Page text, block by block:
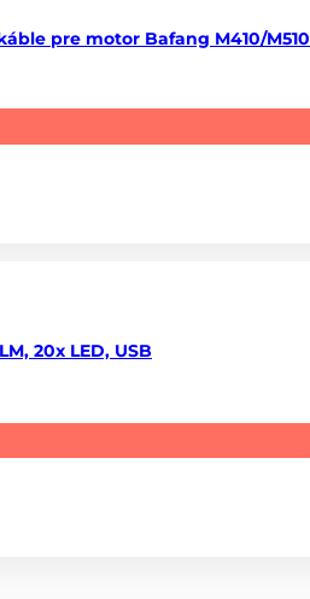
pre motor Bafang M410/M510
20x LED, USB